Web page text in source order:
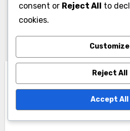
Posts
pagination Next
閲覧
consent or Reject All to
cookies.
Customize
Reject All
Accept All